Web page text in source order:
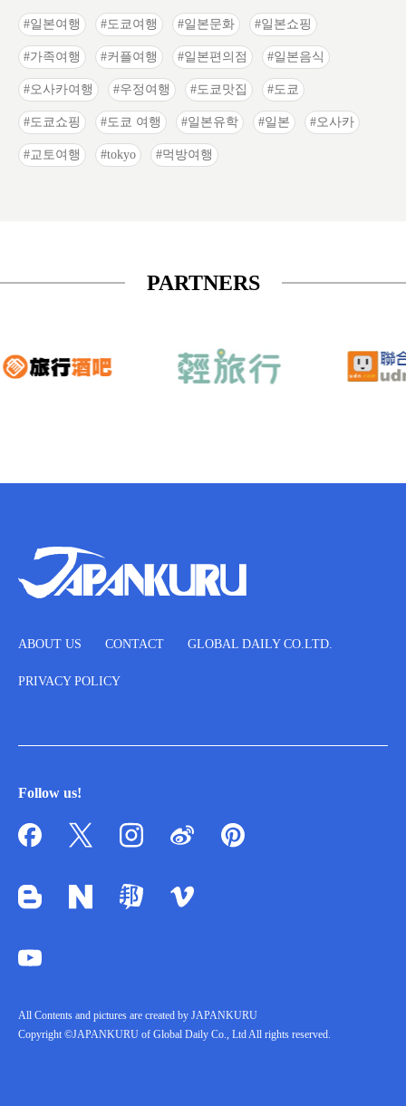
일본여행 도쿄여행 일본문화 일본쇼핑
가족여행 커플여행 일본편의점 일본음식
오사카여행 우정여행 도쿄맛집 도쿄
도쿄쇼핑 도쿄 여행 일본유학 일본 오사카
교토여행 tokyo 먹방여행
PARTNERS
ABOUT US CONTACT GLOBAL DAILY CO.LTD.
PRIVACY POLICY
Follow us!
All Contents and pictures are created by JAPANKURU
Copyright ©JAPANKURU of Global Daily Co., Ltd All rights reserved.